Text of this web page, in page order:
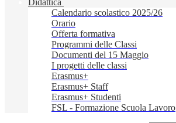
Didattica
Calendario scolastico 2025/26
Orario
Offerta formativa
Programmi delle Classi
Documenti del 15 Maggio
I progetti delle classi
Erasmus+
Erasmus+ Staff
Erasmus+ Studenti
FSL - Formazione Scuola Lavoro